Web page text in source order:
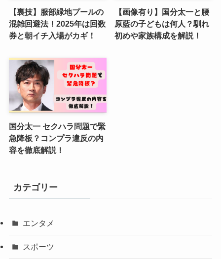
【裏技】服部緑地プールの
混雑回避法！2025年は回数
券と朝イチ入場がカギ！
【画像有り】国分太一と腰
原藍の子どもは何人？馴れ
初めや家族構成を解説！
国分太一 セクハラ問題で緊
急降板？コンプラ違反の内
容を徹底解説！
カテゴリー
エンタメ
スポーツ